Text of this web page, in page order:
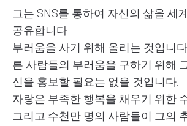
그는 SNS를 통하여 자신의 삶을 세
공유합니다.
부러움을 사기 위해 올리는 것입니
른 사람들의 부러움을 구하기 위해
신을 홍보할 필요는 없을 것입니다.
자랑은 부족한 행복을 채우기 위한
그리고 수천만 명의 사람들이 그의